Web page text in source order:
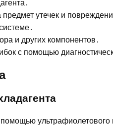
утечек и
и других компонентов․
с помощью